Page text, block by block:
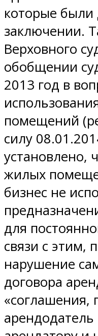
которые
заключении.
Верховного
обобщении
2013 год в
помещений
силу
установлено,
жилых
бизнес не
для
связи с этим,
нарушение
договора
«соглашения,
арендодатель